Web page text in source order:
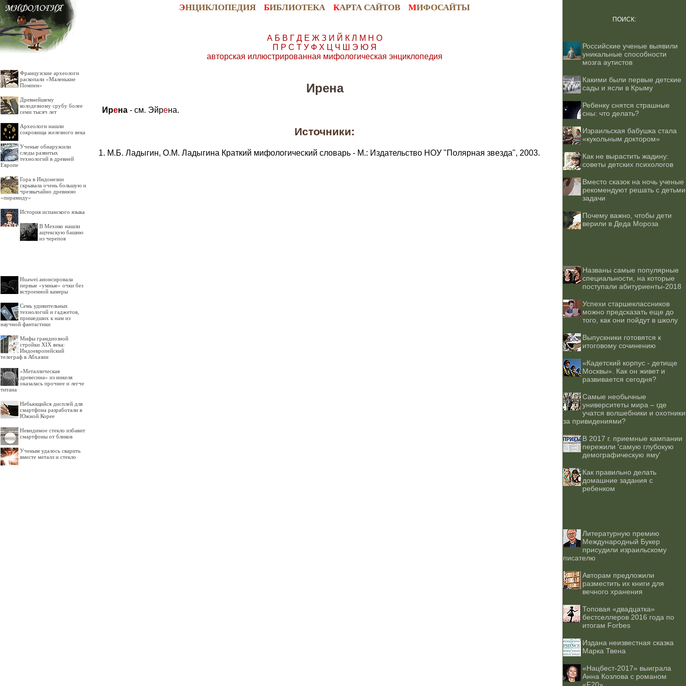
ЭНЦИКЛОПЕДИЯ БИБЛИОТЕКА КАРТА САЙТОВ МИФОСАЙТЫ
Французские археологи
раскопали «Маленькие
Помпеи»
Древнейшему
колодезному срубу более
семи тысяч лет
Археологи нашли
сокровища железного века
Ученые обнаружили
следы развитых
технологий в древней
Европе
Гора в Индонезии
скрывала очень большую и
чрезвычайно древнюю
«пирамиду»
История испанского языка
В Мехико нашли
ацтекскую башню
из черепов
Huawei анонсировала
первые «умные» очки без
встроенной камеры
Семь удивительных
технологий и гаджетов,
пришедших к нам из
научной фантастики
Мифы грандиозной
стройки XIX века:
Индоевропейский
телеграф в Абхазии
«Металлическая
древесина» из никеля
оказалась прочнее и легче
титана
Небьющийся дисплей для
смартфона разработали в
Южной Корее
Невидимое стекло избавит
смартфоны от бликов
Ученым удалось сварить
вместе металл и стекло
А Б В Г Д Е Ж З И Й К Л М Н О
П Р С Т У Ф Х Ц Ч Ш Э Ю Я
авторская иллюстрированная мифологическая энциклопедия
Ирена
Ирена - см. Эйрена.
Источники:
М.Б. Ладыгин, О.М. Ладыгина Краткий мифологический словарь - М.: Издательство НОУ "Полярная звезда", 2003.
ПОИСК:
Российские ученые выявили
уникальные способности
мозга аутистов
Какими были первые детские
сады и ясли в Крыму
Ребенку снятся страшные
сны: что делать?
Израильская бабушка стала
«кукольным доктором»
Как не вырастить жадину:
советы детских психологов
Вместо сказок на ночь ученые
рекомендуют решать с детьми
задачи
Почему важно, чтобы дети
верили в Деда Мороза
Названы самые популярные
специальности, на которые
поступали абитуриенты-2018
Успехи старшеклассников
можно предсказать еще до
того, как они пойдут в школу
Выпускники готовятся к
итоговому сочинению
«Кадетский корпус - детище
Москвы». Как он живет и
развивается сегодня?
Самые необычные
университеты мира – где
учатся волшебники и охотники
за привидениями?
В 2017 г. приемные кампании
пережили 'самую глубокую
демографическую яму'
Как правильно делать
домашние задания с
ребенком
Литературную премию
Международный Букер
присудили израильскому
писателю
Авторам предложили
разместить их книги для
вечного хранения
Топовая «двадцатка»
бестселлеров 2016 года по
итогам Forbes
Издана неизвестная сказка
Марка Твена
«Нацбест-2017» выиграла
Анна Козлова с романом